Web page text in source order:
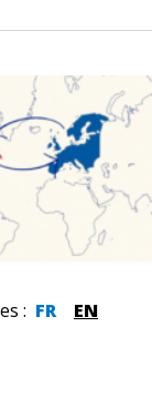
: FR EN